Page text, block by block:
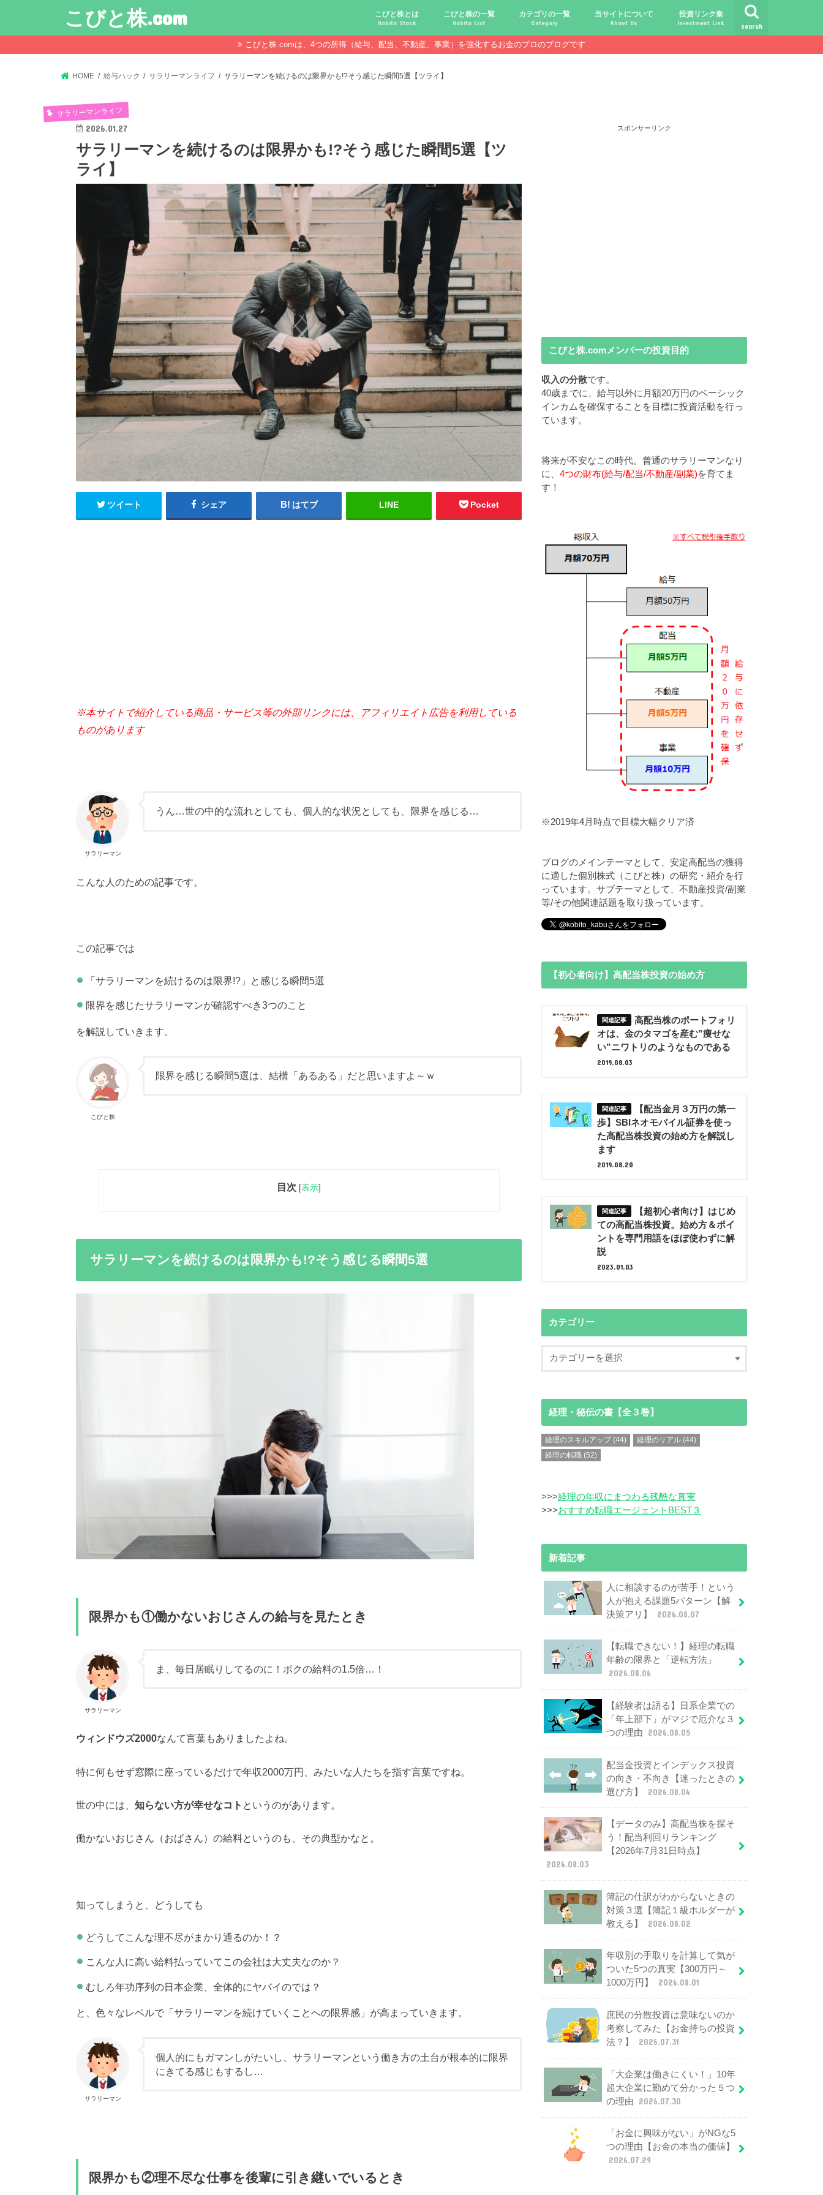
こびと株.com search
こびと株とは
Kobito Stock
こびと株投資を始める前に マジメなだけじゃ報われない時代？
配当金が守る、今-老後-子供達！
配当金があればこんなに遊べる！
債券・投信・中古１Rとの違い
口座開設！こびと探しの旅へ！
必ず知っておきたい専門用語集
こびと株の10条件
こびと株のメリット,デメリット
こびと株の投資10原則
こびと株投資のモデル紹介
こびと株の一覧
Kobito List
こびとNo.2169 CDS
こびとNo.4762 エックスネット
こびとNo.7751 キヤノン
こびとNo.7820 ニホンフラッシュ
こびとNo.7921 宝印刷
こびとNo.9986 蔵王産業
カテゴリの一覧
Category
こびと株.comライフ
給与ハック
副業ハック
配当金ハック
年金ハック
倹約ハック
当サイトについて
About Us
投資リンク集
Investment Link
こびと株.comは、4つの所得（給与、配当、不動産、事業）を強化するお金のプロのブログです
HOME 給与ハック サラリーマンライフ サラリーマンを続けるのは限界かも!?そう感じた瞬間5選【ツライ】
サラリーマンライフ
2026.01.27
サラリーマンを続けるのは限界かも!?そう感じた瞬間5選【ツ
ライ】
ツイート シェア はてブ LINE Pocket
※本サイトで紹介している商品・サービス等の外部リンクには、アフィリエイト広告を利用している
ものがあります
サラリーマン
うん…世の中的な流れとしても、個人的な状況としても、限界を感じる…
こんな人のための記事です。
この記事では
「サラリーマンを続けるのは限界!?」と感じる瞬間5選
限界を感じたサラリーマンが確認すべき3つのこと
を解説していきます。
こびと株
限界を感じる瞬間5選は、結構「あるある」だと思いますよ～ｗ
目次 [表示]
サラリーマンを続けるのは限界かも!?そう感じる瞬間5選
限界かも①働かないおじさんの給与を見たとき
サラリーマン
ま、毎日居眠りしてるのに！ボクの給料の1.5倍…！
ウィンドウズ2000なんて言葉もありましたよね。
特に何もせず窓際に座っているだけで年収2000万円、みたいな人たちを指す言葉ですね。
世の中には、 知らない方が幸せなコト というのがあります。
働かないおじさん（おばさん）の給料というのも、その典型かなと。
知ってしまうと、どうしても
どうしてこんな理不尽がまかり通るのか！？
こんな人に高い給料払っていてこの会社は大丈夫なのか？
むしろ年功序列の日本企業、全体的にヤバイのでは？
と、色々なレベルで「サラリーマンを続けていくことへの限界感」が高まっていきます。
サラリーマン
個人的にもガマンしがたいし、サラリーマンという働き方の土台が根本的に限界
にきてる感じもするし…
限界かも②理不尽な仕事を後輩に引き継いでいるとき
スポンサーリンク
こびと株.comメンバーの投資目的
収入の分散です。
40歳までに、給与以外に月額20万円のベーシック
インカムを確保することを目標に投資活動を行っ
ています。
将来が不安なこの時代。普通のサラリーマンなり
に、 4つの財布(給与/配当/不動産/副業)を育てま
す！
※2019年4月時点で目標大幅クリア済
ブログのメインテーマとして、安定高配当の獲得
に適した個別株式（こびと株）の研究・紹介を行
っています。サブテーマとして、不動産投資/副業
等/その他関連話題を取り扱っています。
【初心者向け】高配当株投資の始め方
高配当株のポートフォリ
オは、金のタマゴを産む”痩せな
い”ニワトリのようなものである
2019.08.03
【配当金月３万円の第一
歩】SBIネオモバイル証券を使っ
た高配当株投資の始め方を解説し
ます
2019.08.20
【超初心者向け】はじめ
ての高配当株投資。始め方＆ポイ
ントを専門用語をほぼ使わずに解
説
2023.01.03
カテゴリー
経理・秘伝の書【全３巻】
経理のスキルアップ (44) 経理のリアル (44)
経理の転職 (52)
>>>経理の年収にまつわる残酷な真実
>>>おすすめ転職エージェントBEST３
新着記事
人に相談するのが苦手！という
人が抱える課題5パターン【解
決策アリ】
2026.08.07
【転職できない！】経理の転職
年齢の限界と「逆転方法」
2026.08.06
【経験者は語る】日系企業での
「年上部下」がマジで厄介な３
つの理由
2026.08.05
配当金投資とインデックス投資
の向き・不向き【迷ったときの
選び方】
2026.08.04
【データのみ】高配当株を探そ
う！配当利回りランキング
【2026年7月31日時点】
2026.08.03
簿記の仕訳がわからないときの
対策３選【簿記１級ホルダーが
教える】
2026.08.02
年収別の手取りを計算して気が
ついた5つの真実【300万円～
1000万円】
2026.08.01
庶民の分散投資は意味ないのか
考察してみた【お金持ちの投資
法？】
2026.07.31
「大企業は働きにくい！」10年
超大企業に勤めて分かった５つ
の理由
2026.07.30
「お金に興味がない」がNGな5
つの理由【お金の本当の価値】
2026.07.29